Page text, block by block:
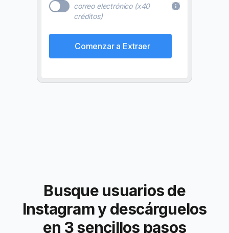
correo electrónico (x40
créditos)
Comenzar a Extraer
Busque usuarios de
Instagram y descárguelos
en 3 sencillos pasos